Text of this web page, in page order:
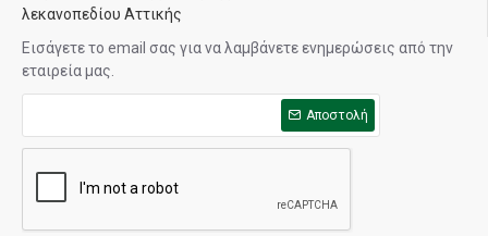
λεκανοπεδίου Αττικής
Εισάγετε το email σας για να λαμβάνετε ενημερώσεις από την
εταιρεία μας.
Αποστολή